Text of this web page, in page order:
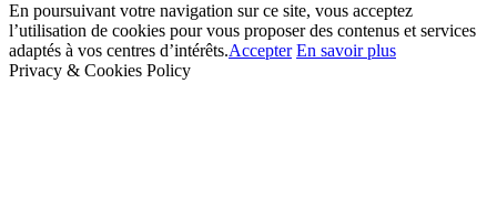
En poursuivant votre navigation sur ce site, vous acceptez
l’utilisation de cookies pour vous proposer des contenus et services
adaptés à vos centres d’intérêts.Accepter En savoir plus
Privacy & Cookies Policy